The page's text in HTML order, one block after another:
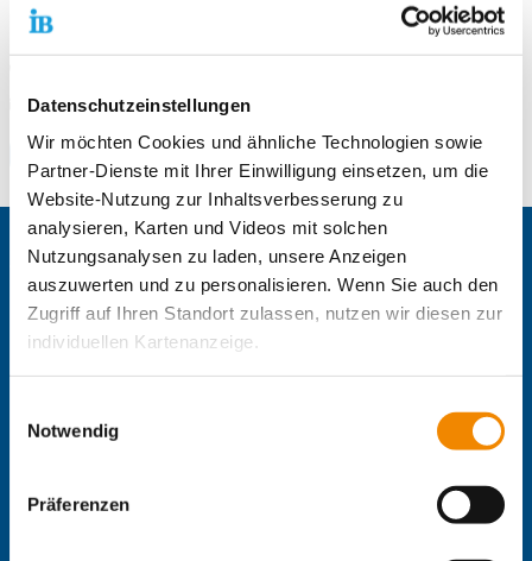
Datenschutzeinstellungen
Wir möchten Cookies und ähnliche Technologien sowie
Partner-Dienste mit Ihrer Einwilligung einsetzen, um die
Website-Nutzung zur Inhaltsverbesserung zu
analysieren, Karten und Videos mit solchen
Nutzungsanalysen zu laden, unsere Anzeigen
auszuwerten und zu personalisieren. Wenn Sie auch den
Zugriff auf Ihren Standort zulassen, nutzen wir diesen zur
individuellen Kartenanzeige.
unsere Partner Daten wie Ihre IP-Adresse und
verarbeiten diese zusammen mit Daten von anderen
Websites. Die Partner erkennen mitunter auch, wenn Sie
zum Website-Besuch verschiedene Geräte verwenden,
Notwendig
Präferenzen
Dr.-Külz-Straße 20
19053 Schwerin
E-Mail an Freiwilligendienste Mecklenburg-Vorpommern Büro
E-Mail schreiben
Zum Standort
Zentrale IB-Websites:
Der Internationaler Bund e.V.
Die Internationale Arbeit des IB
IB Personalentwicklung
IB Schulen
IB Jugendmigrationsdienste
IB-Stiftungen: